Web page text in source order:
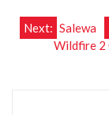
Next: Salewa
Wildfire 2